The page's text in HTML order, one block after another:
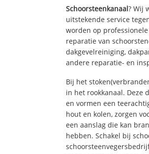
Schoorsteenkanaal? Wij
uitstekende service
worden op
reparatie van
dakgevelreiniging,
andere reparatie- en
Bij het
in het rookkanaal. Deze
en vormen een
hout en kolen, zorgen
een aanslag die kan
hebben. Schakel bij